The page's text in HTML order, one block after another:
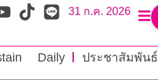
31 ก.ค. 2026
Daily ประชาสัมพันธ์